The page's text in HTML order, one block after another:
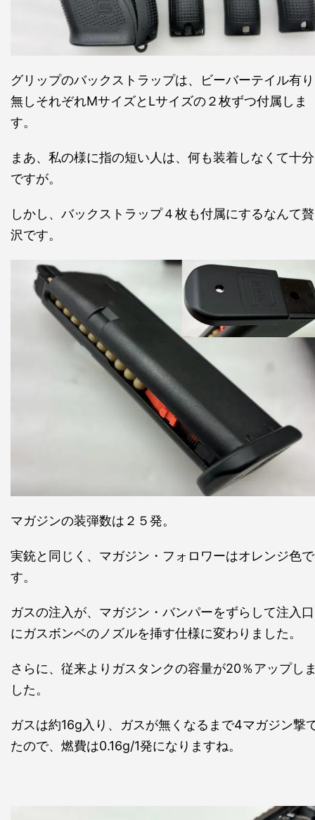
グリップのバックストラップは、ビーバーテイル有り
無しそれぞれMサイズとLサイズの２枚ずつ付属しま
す。
まあ、私の様に指の短い人は、何も装着しなくて十分
ですが。
しかし、バックストラップ４枚も付属にするなんて贅
沢です。
マガジンの装弾数は２５発。
実銃と同じく、マガジン・フォロワーはオレンジ色で
す。
ガスの注入が、マガジン・バンパーをずらして注入口
にガスボンベのノズルを挿す仕様に変わりました。
さらに、従来よりガスタンクの容量が20％アップし
した。
ガスは約16g入り、ガスが無くなるまで4マガジン撃
たので、燃費は0.16g/1発になりますね。